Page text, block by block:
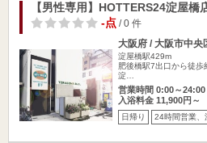
【男性専用】HOTTERS24淀屋橋
-点 / 0 件
大阪府 / 大阪市中央
淀屋橋駅429m
肥後橋駅7出口から徒
淀…
営業時間 0:00～24:00
入浴料金 11,900円～
日帰り 24時間営業、